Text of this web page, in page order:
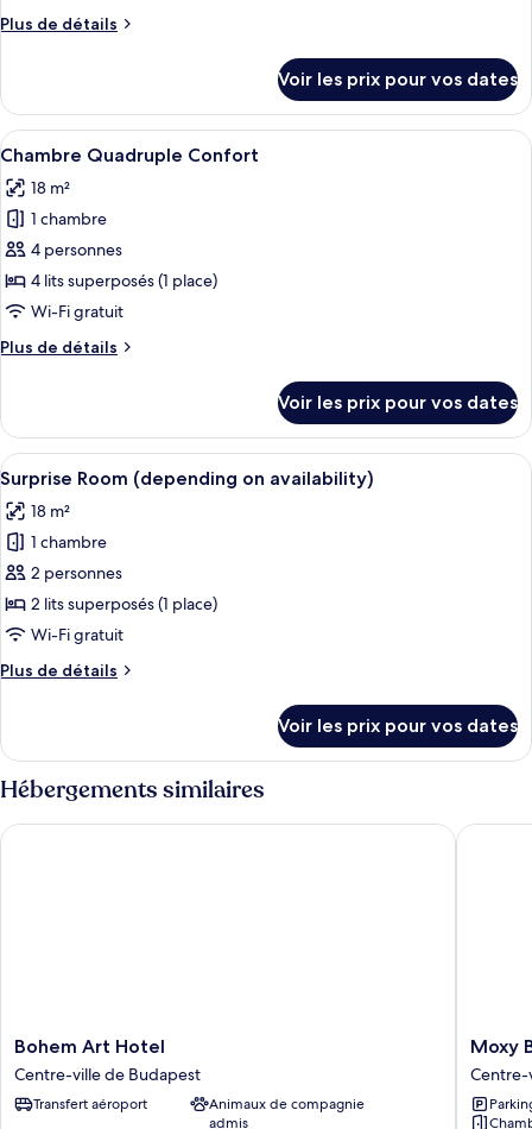
chambre :
Supérieure
Plus de détails
Plus
le
type
de
Chambre
Double
Supérieure
Voir les prix pour vos dates
Afficher
toutes
les
photos
pour
ce
type
chambre :
Confort
Une chambre d’hôtel moderne
6
Chambre Quadruple Confort
18 m²
1 chambre
4 personnes
4 lits superposés (1 place)
Wi-Fi gratuit
Plus de détails
Plus
le
type
de
chambre
Chambre
Quadruple
Confort
Voir les prix pour vos dates
Afficher
toutes
les
photos
pour
ce
type
chambre :
(depending
on
availability)
Une chambre d’hôtel moderne
7
Surprise Room (depending on availability)
18 m²
1 chambre
2 personnes
2 lits superposés (1 place)
Wi-Fi gratuit
Plus de détails
Plus
le
type
de
chambre
Surprise
Voir les prix pour vos dates
Hébergements similaires
Bohem
Art
Hotel
Centre-
Bohem Art Hotel
Centre-ville de Budapest
Transfert aéroport
Animaux de compagnie
admis
Bohem Art Hotel
Moxy
Centre-
Moxy
Centre-
Moxy